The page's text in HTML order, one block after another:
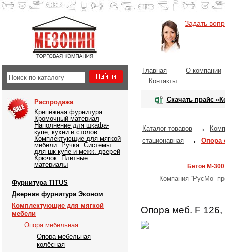
Задать
Распродажа
Крепёжная фурнитура
Кромочный материал
Наполнение для шкафа-
купе, кухни и столов
Комплектующие для мягкой
мебели
Ручка Системы
для шк-купе и межк. дверей
Крючок
Плитные
материалы
Фурнитура TITUS
Дверная фурнитура Эконом
Комплектующие для мягкой
мебели
Опора мебельная
Опора мебельная
колёсная
Главная
О компании
Контакты
Скачать прайс
Каталог товаров →
стационарная
→ Опора
Бетон М-
Компания “РусМо”
Опора меб. F 126,